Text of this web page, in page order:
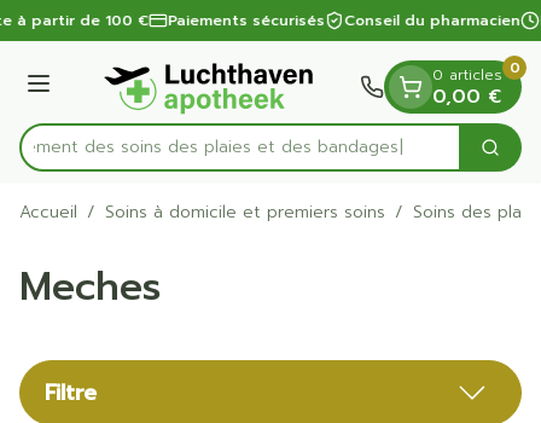
Aller au contenu
1 de 1
à partir de 100 € Paiements sécurisés Conseil du pharmacien
Menu
Rechercherdes soins des plaies et des bandages
0 articles
0,00 €
0
Accueil / Soins à domicile et premiers soins / Soins des
Meches
Filtre